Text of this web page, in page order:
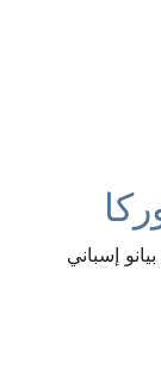
إسباني